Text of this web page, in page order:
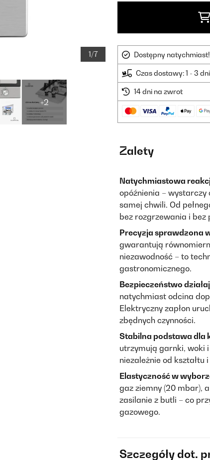
1/7
+2
Dostępny natychmiast!
Czas dostawy: 1 - 3
14 dni na zwrot
Zalety
Natychmiastowa
opóźnienia – wystarczy
samej chwili. Od
bez rozgrzewania i
Precyzja sprawdzona
gwarantują
niezawodność – to
gastronomicznego.
Bezpieczeństwo
natychmiast odcina
Elektryczny zapłon
zbędnych czynności.
Stabilna podstawa dla
utrzymują garnki, woki
niezależnie od kształtu
Elastyczność w
gaz ziemny (20 mbar),
zasilanie z butli – co
gazowego.
Szczegóły dot.